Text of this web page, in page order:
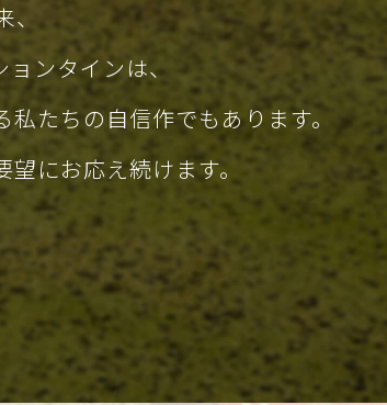
ンタインは、
たちの自信作でもあります。
にお応え続けます。